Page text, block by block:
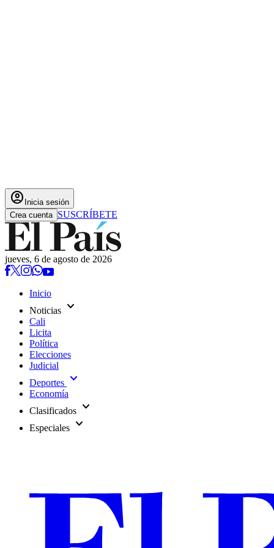
account_circle Inicia sesión
Crea cuenta SUSCRÍBETE
jueves, 6 de agosto de 2026
Inicio
Noticias expand_more
Cali
Licita
Política
Elecciones
Judicial
Deportes expand_more
Economía
Clasificados expand_more
Especiales expand_more